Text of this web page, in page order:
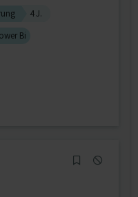
4 J.
Bi